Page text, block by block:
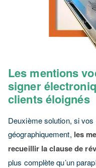
Les mentions
signer
clients éloignés
Deuxième solution, si
géographiquement, les
recueillir la clause de
plus complète qu’un